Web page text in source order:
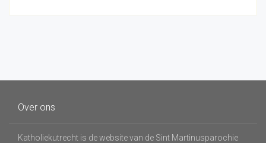
Over ons
Katholiekutrecht is de website van de Sint Martinusparochie